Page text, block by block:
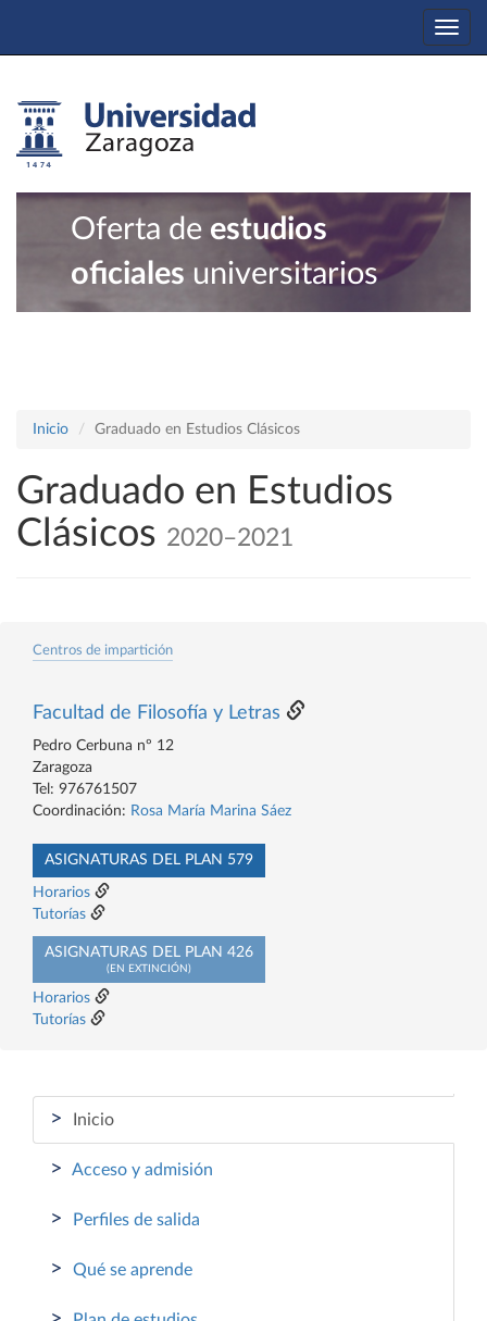
Oferta de estudios
oficiales universitarios
Inicio Graduado en Estudios Clásicos
Graduado en Estudios
Clásicos 2020–2021
Centros de impartición
Facultad de Filosofía y Letras
Pedro Cerbuna nº 12
Zaragoza
Tel: 976761507
Coordinación: Rosa María Marina Sáez
ASIGNATURAS DEL PLAN 579
Horarios
Tutorías
ASIGNATURAS DEL PLAN 426
(EN EXTINCIÓN)
Horarios
Tutorías
> Inicio
> Acceso y admisión
> Perfiles de salida
> Qué se aprende